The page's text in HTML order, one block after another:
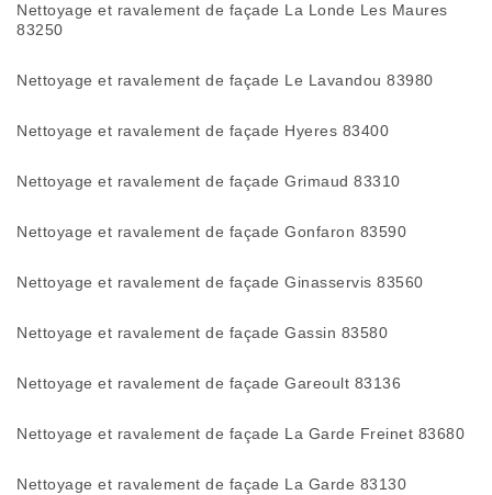
Nettoyage et ravalement de façade La Londe Les Maures
83250
Nettoyage et ravalement de façade Le Lavandou 83980
Nettoyage et ravalement de façade Hyeres 83400
Nettoyage et ravalement de façade Grimaud 83310
Nettoyage et ravalement de façade Gonfaron 83590
Nettoyage et ravalement de façade Ginasservis 83560
Nettoyage et ravalement de façade Gassin 83580
Nettoyage et ravalement de façade Gareoult 83136
Nettoyage et ravalement de façade La Garde Freinet 83680
Nettoyage et ravalement de façade La Garde 83130